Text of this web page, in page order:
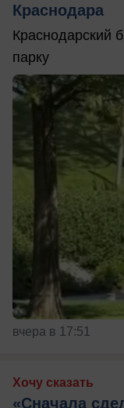
Краснодара
Краснодарский
парку
вчера в 17:51
Хочу сказать
«Сначала